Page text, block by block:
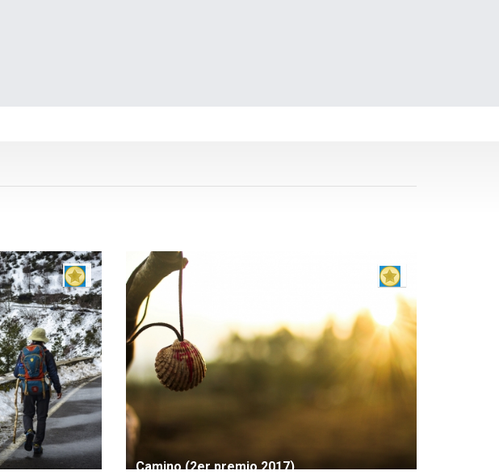
Camino (2er premio 2017)